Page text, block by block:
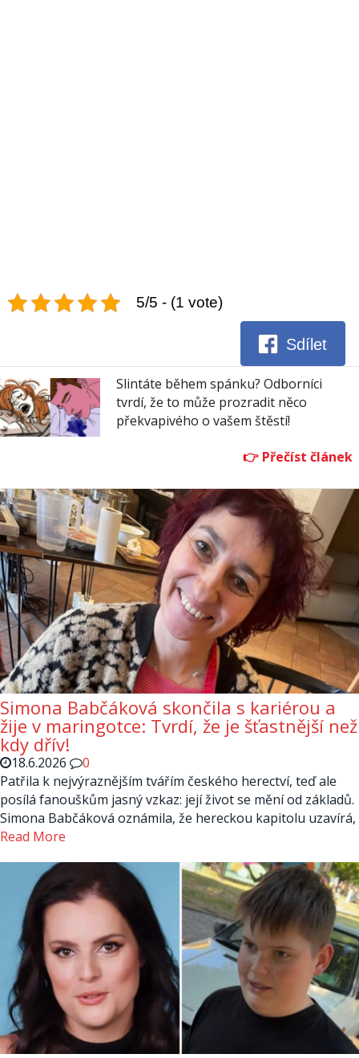
5/5 - (1 vote)
Sdílet
Slintáte během spánku? Odborníci
tvrdí, že to může prozradit něco
překvapivého o vašem štěstí!
Simona Babčáková skončila s kariérou a
žije v maringotce: Tvrdí, že je šťastnější než
kdy dřív!
18.6.2026
0
Patřila k nejvýraznějším tvářím českého herectví, teď ale
posílá fanouškům jasný vzkaz: její život se mění od základů.
Simona Babčáková oznámila, že hereckou kapitolu uzavírá,
Read More